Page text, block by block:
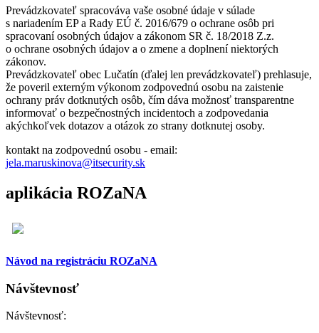
Prevádzkovateľ spracováva vaše osobné údaje v súlade
s nariadením EP a Rady EÚ č. 2016/679 o ochrane osôb pri
spracovaní osobných údajov a zákonom SR č. 18/2018 Z.z.
o ochrane osobných údajov a o zmene a doplnení niektorých
zákonov.
Prevádzkovateľ obec Lučatín (ďalej len prevádzkovateľ) prehlasuje,
že poveril externým výkonom zodpovednú osobu na zaistenie
ochrany práv dotknutých osôb, čím dáva možnosť transparentne
informovať o bezpečnostných incidentoch a zodpovedania
akýchkoľvek dotazov a otázok zo strany dotknutej osoby.
kontakt na zodpovednú osobu - email:
jela.maruskinova@itsecurity.sk
aplikácia ROZaNA
Návod na registráciu ROZaNA
Návštevnosť
Návštevnosť: